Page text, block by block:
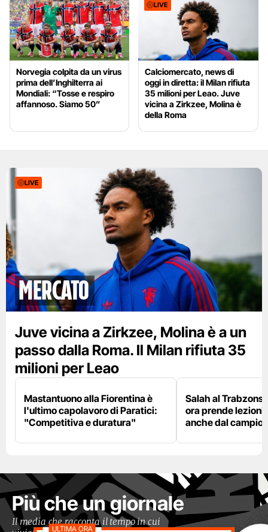
Norvegia colpita da un virus
prima dell’Inghilterra ai
Mondiali: “Tosse e respiro
affannoso. Siamo 50”
LIVE
Calciomercato, news di
oggi in diretta: il Milan rifiuta
35 milioni per Leao. Juve
vicina a Zirkzee, Molina è
della Roma
LIVE
mercato
Juve vicina a Zirkzee, Molina è a un
passo dalla Roma. Il Milan rifiuta 35
milioni per Leao
Mastantuono alla Fiorentina è
l'ultimo capolavoro di Paratici:
"Competitiva e duratura"
Salah al
ora prende lezioni
anche dal
Più che un giornale
Il media che racconta il tempo in cui